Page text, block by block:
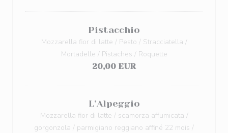
Pistacchio
Mozzarella fior di latte / Pesto / Stracciatella /
Mortadelle / Pistaches / Roquette
20,00 EUR
L’Alpeggio
Mozzarella fior di latte / scamorza affumicata /
gorgonzola / parmigiano reggiano affiné 22 mois /